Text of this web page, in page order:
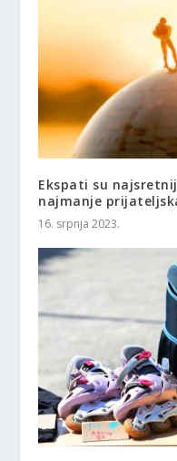
Ekspati su
najmanje
16. srpnja 2023.